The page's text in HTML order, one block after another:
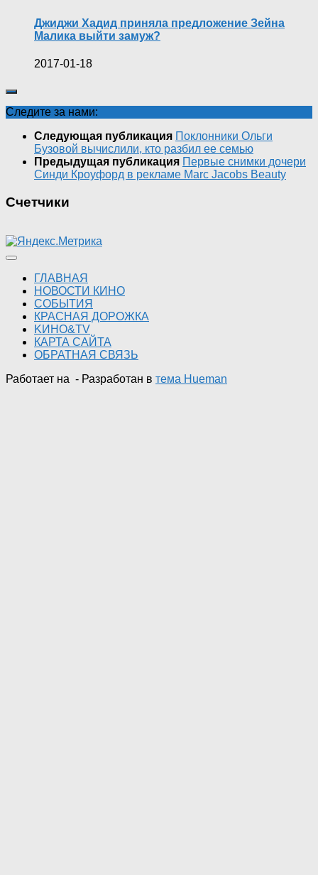
Джиджи Хадид приняла предложение Зейна
Малика выйти замуж?
2017-01-18
Следите за нами:
Следующая публикация Поклонники Ольги
Бузовой вычислили, кто разбил ее семью
Предыдущая публикация Первые снимки дочери
Синди Кроуфорд в рекламе Marc Jacobs Beauty
Счетчики
ГЛАВНАЯ
НОВОСТИ КИНО
СОБЫТИЯ
КРАСНАЯ ДОРОЖКА
KИНО&TV
КАРТА САЙТА
ОБРАТНАЯ СВЯЗЬ
Работает на - Разработан в тема Hueman